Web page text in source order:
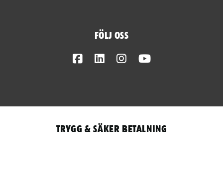
Följ oss
FacebookLinkedInInstagram
Trygg & säker betalning